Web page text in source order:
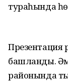
тураһында
Презентация
башланды.
районында